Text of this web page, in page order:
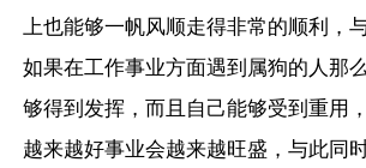
上也能够一帆风顺走得非常的顺利，
如果在工作事业方面遇到属狗的人那
够得到发挥，而且自己能够受到重用
越来越好事业会越来越旺盛，与此同